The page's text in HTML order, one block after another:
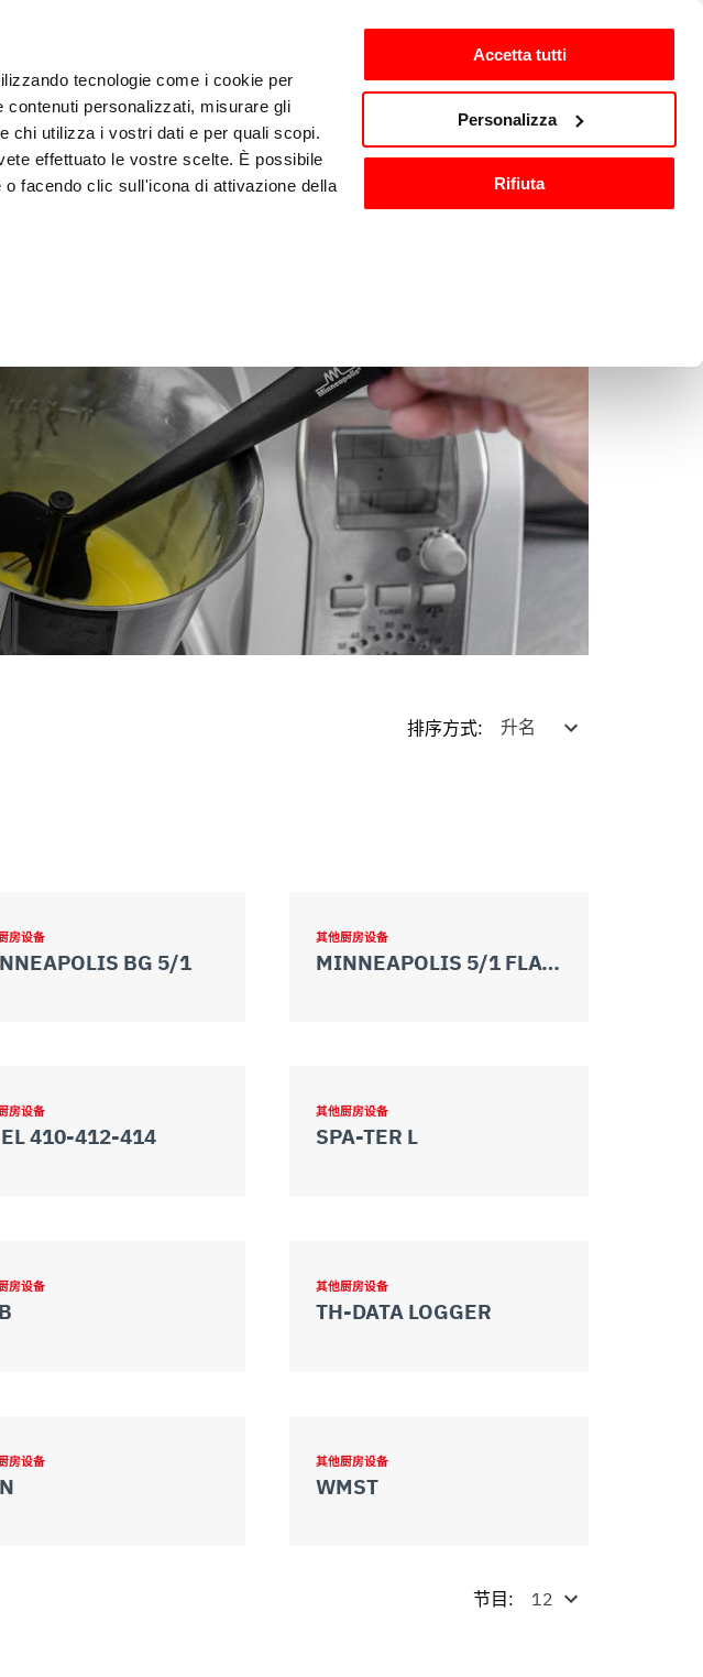
tecnologie come i cookie per
personalizzati, misurare gli
chi utilizza i vostri dati e per quali scopi.
effettuato le vostre scelte. È possibile
facendo clic sull'icona di attivazione della
(impronte digitali).
contenuti ed annunci, per fornire
sul modo in cui l’utente utilizza il nostro
potrebbero combinarle con altre
Accetta tutti
Personalizza
Rifiuta
客户 zh-CN
食陈列 洗与消毒 其他厨房设备
排序方式:
房设备
BG 5/1
其他厨房设备
MINNEAPOLIS 5/1 FLAT INOX
房设备
410-412-414
其他厨房设备
SPA-TER L
房设备 其他厨房设备
TH-DATA LOGGER
房设备 其他厨房设备
WMST
节目: